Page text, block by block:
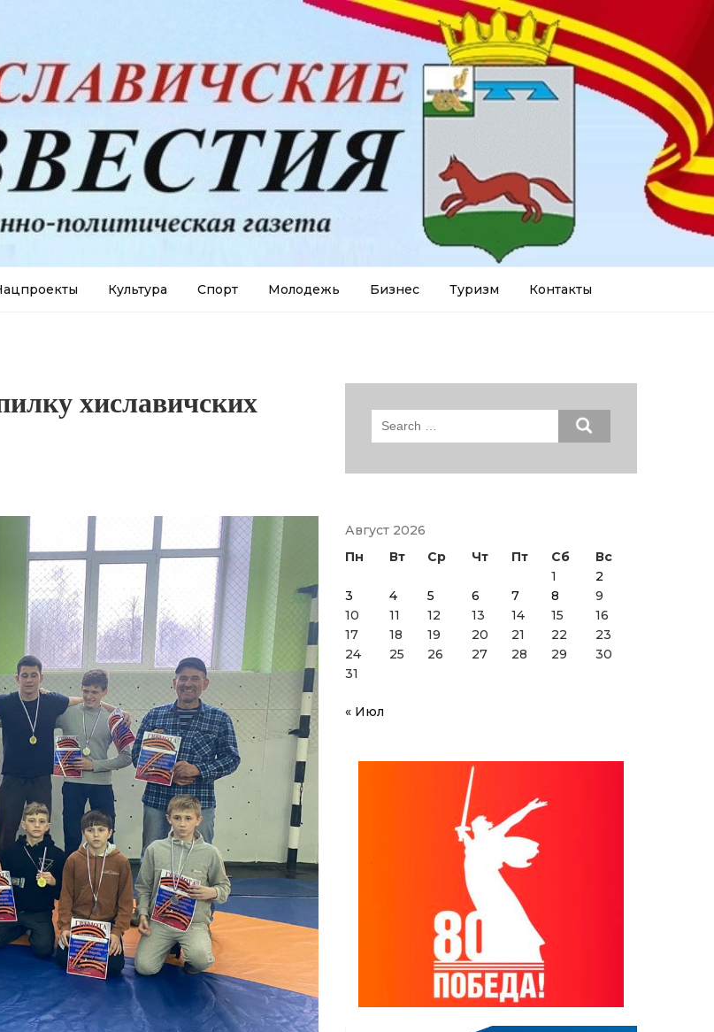
Культура Спорт Молодежь Бизнес Туризм Контакты
хиславичских
Search
Август 2026
Пн
Вт Ср Чт Пт Сб
Вс
1
2
3
4 5 6 7 8
9
10
11 12 13 14 15
16
17
18 19 20 21 22
23
24
25 26 27 28 29
30
31
« Июл